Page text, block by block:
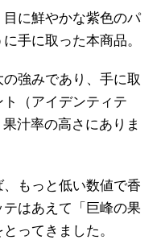
に鮮やかな紫色のパ
手に取った本商品。
強みであり、手に取
（アイデンティテ
汁率の高さにありま
もっと低い数値で香
はあえて「巨峰の果
ってきました。